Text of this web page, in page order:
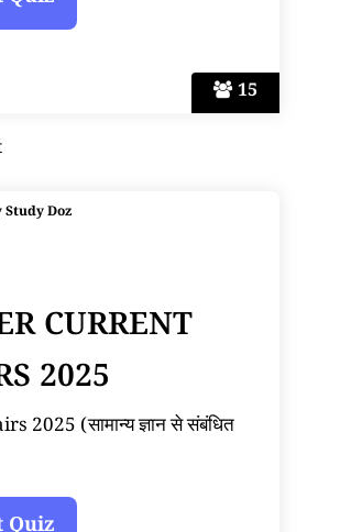
15
Study Doz
CURRENT
2025
(सामान्य ज्ञान से संबंधित